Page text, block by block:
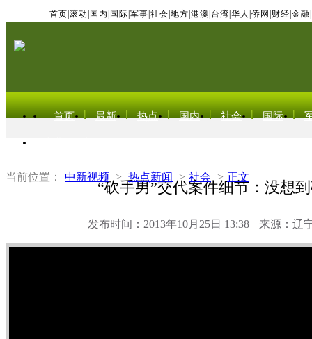
首页 滚动 国内 国际 军事 社会 地方 港澳 台湾 华人 侨网 财经 金融
首页 最新 热点 国内 社会 国际
当前位置： 中新视频 > 热点新闻 > 社会 > 正文
“砍手男”交代案件细节：没想
发布时间：2013年10月25日 13:38 来源：辽